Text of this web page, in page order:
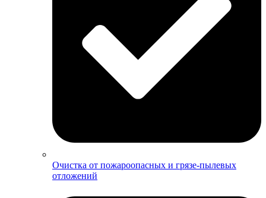
Очистка от пожароопасных и грязе-пылевых
отложений